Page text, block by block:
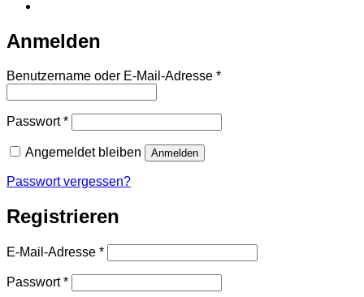
Anmelden
Benutzername oder E-Mail-Adresse *Erforderlich
Passwort*Erforderlich
Angemeldet bleiben Anmelden
Passwort vergessen?
Registrieren
E-Mail-Adresse *Erforderlich
Passwort*Erforderlich